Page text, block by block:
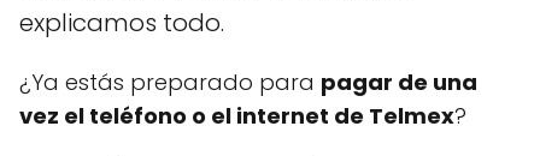
explicamos todo.
¿Ya estás preparado para pagar de una
vez el teléfono o el internet de Telmex?